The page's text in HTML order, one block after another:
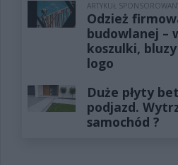
ARTYKUŁ
Odzież
budowlanej –
koszulki,
logo
Duże płyty
podjazd.
samochód ?